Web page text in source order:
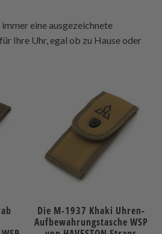
eine ausgezeichnete
Ihre Uhr, egal ob zu Hause oder
Die M-1937 Khaki Uhren-
Aufbewahrungstasche WSP